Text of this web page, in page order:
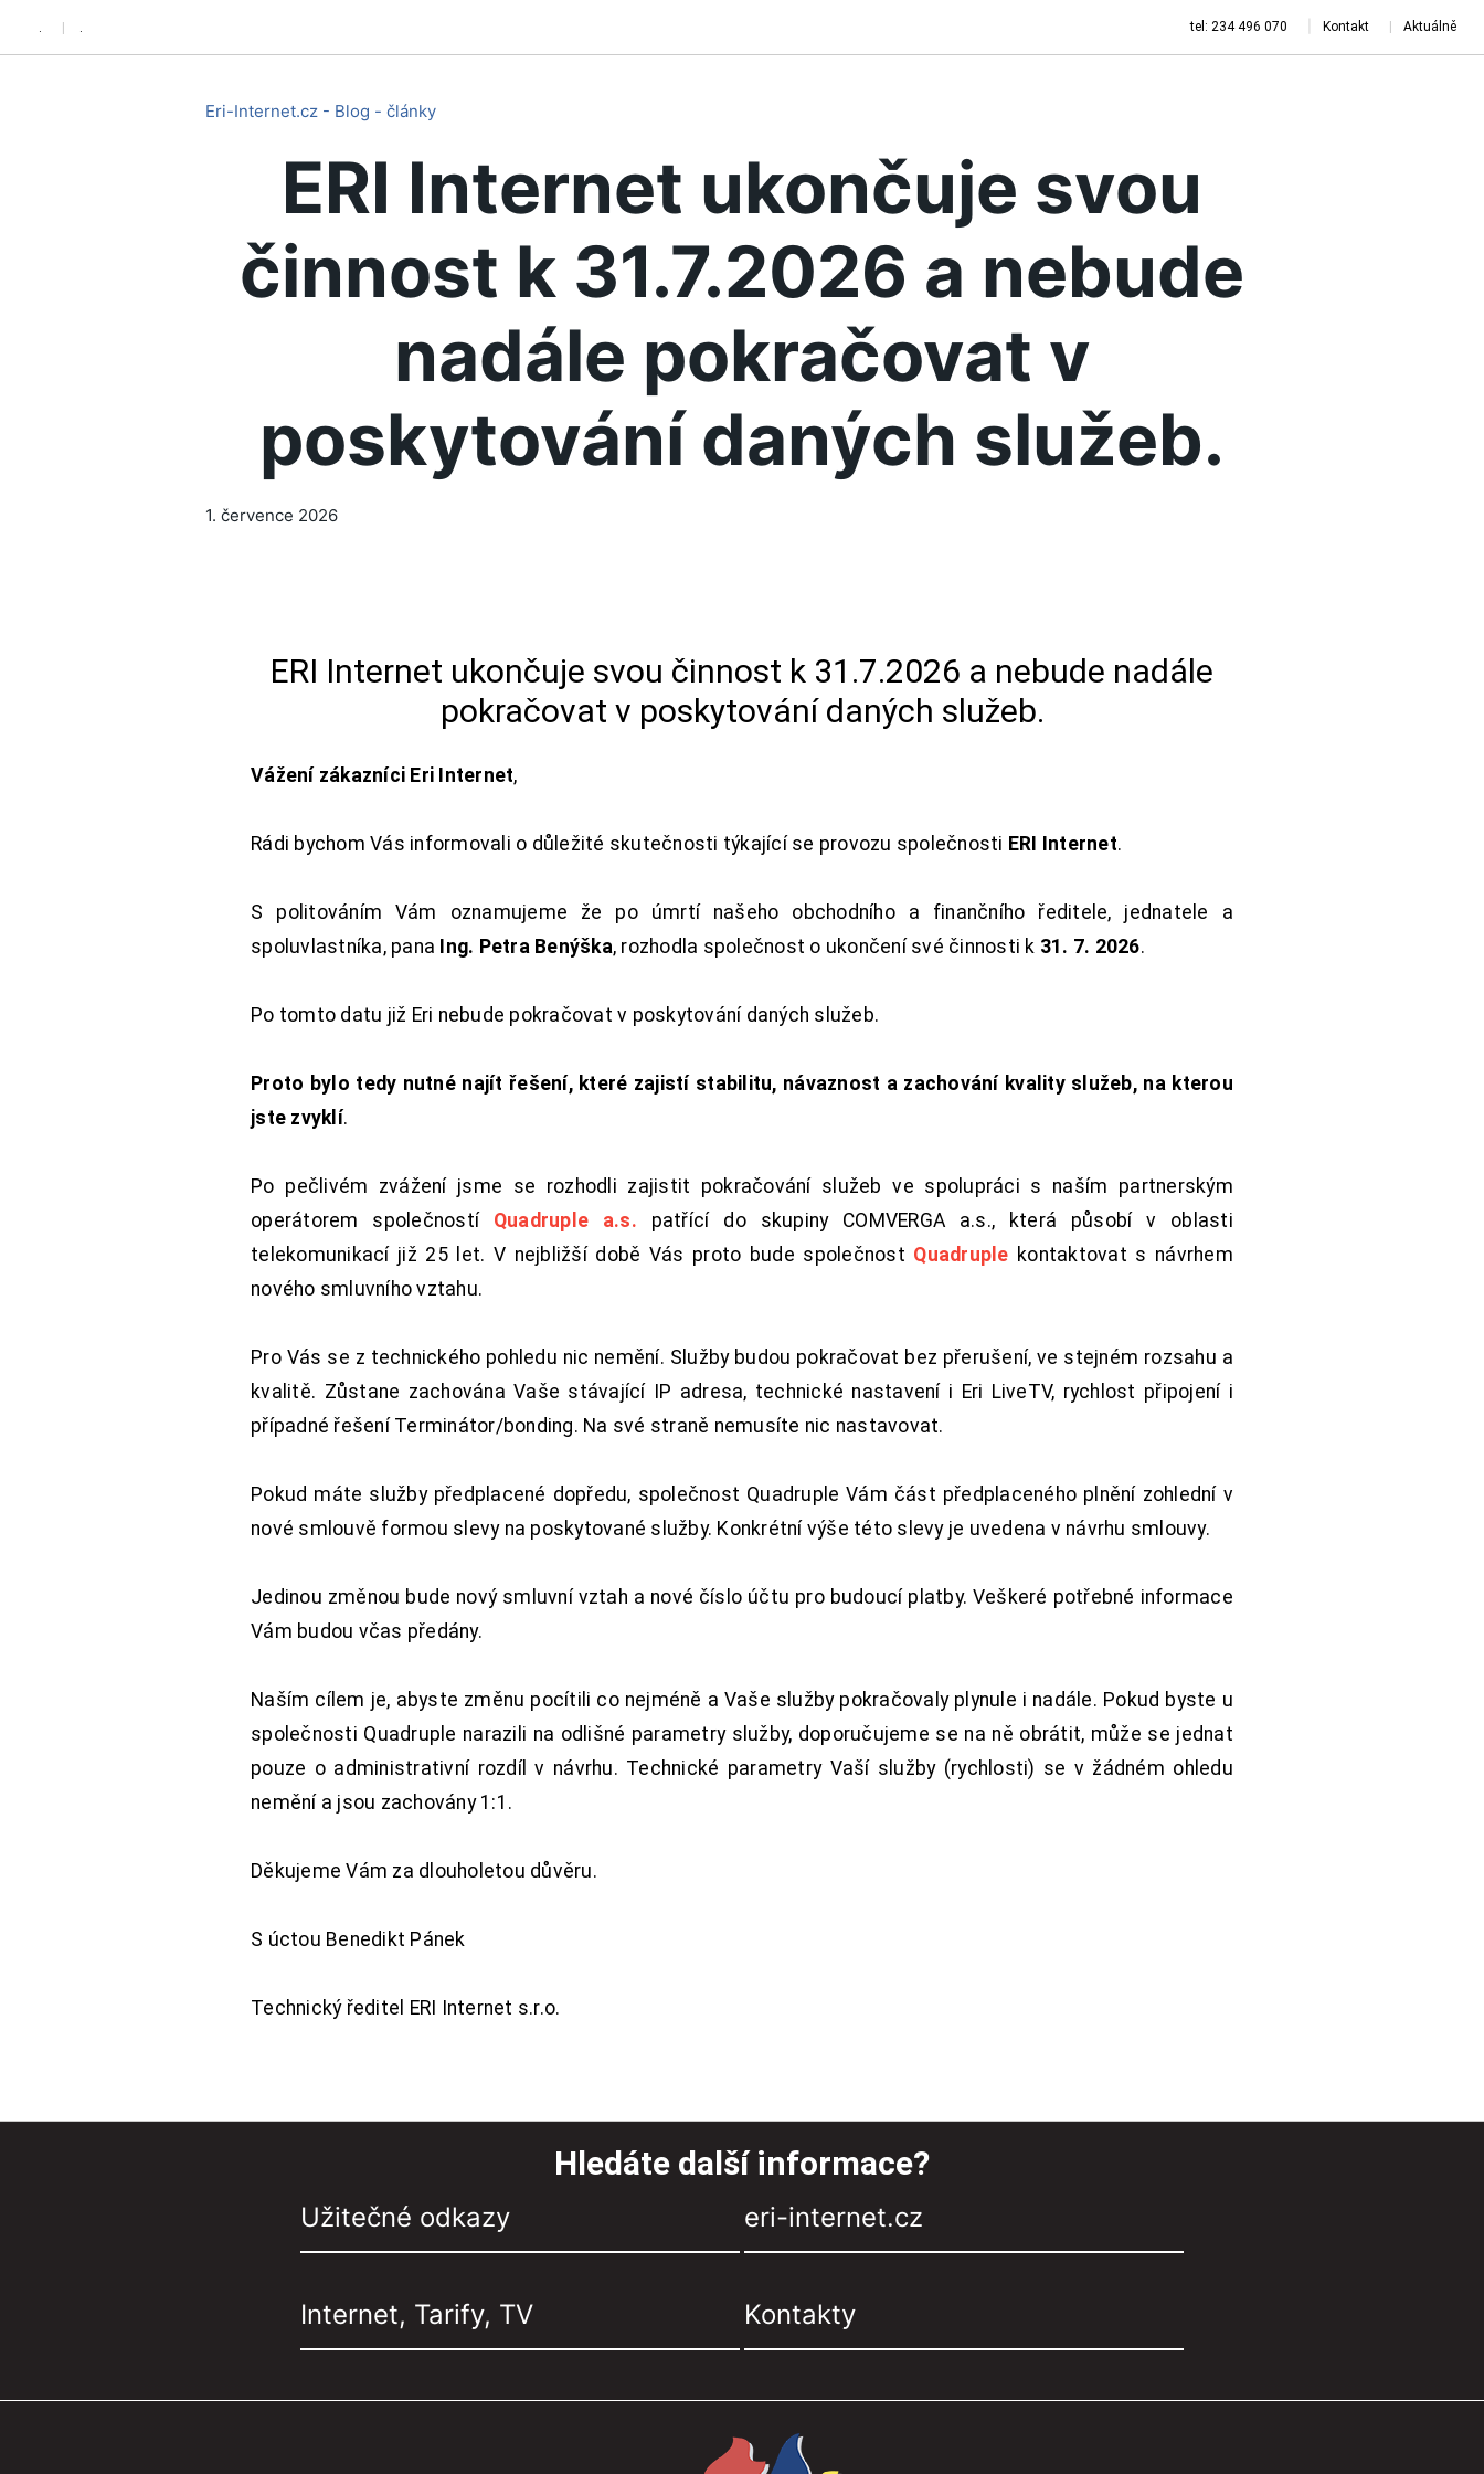
. . tel: 234 496 070 Kontakt Aktuálně
Eri-Internet.cz - Blog - články
ERI Internet ukončuje svou
činnost k 31.7.2026 a nebude
nadále pokračovat v
poskytování daných služeb.
1. července 2026
ERI Internet ukončuje svou činnost k 31.7.2026 a nebude nadále
pokračovat v poskytování daných služeb.
Vážení zákazníci Eri Internet,
Rádi bychom Vás informovali o důležité skutečnosti týkající se provozu společnosti ERI Internet.
S politováním Vám oznamujeme že po úmrtí našeho obchodního a finančního ředitele, jednatele a
spoluvlastníka, pana Ing. Petra Benýška, rozhodla společnost o ukončení své činnosti k 31. 7. 2026.
Po tomto datu již Eri nebude pokračovat v poskytování daných služeb.
Proto bylo tedy nutné najít řešení, které zajistí stabilitu, návaznost a zachování kvality služeb, na kterou
jste zvyklí.
Po pečlivém zvážení jsme se rozhodli zajistit pokračování služeb ve spolupráci s naším partnerským
operátorem společností Quadruple a.s. patřící do skupiny COMVERGA a.s., která působí v oblasti
telekomunikací již 25 let. V nejbližší době Vás proto bude společnost Quadruple kontaktovat s návrhem
nového smluvního vztahu.
Pro Vás se z technického pohledu nic nemění. Služby budou pokračovat bez přerušení, ve stejném rozsahu a
kvalitě. Zůstane zachována Vaše stávající IP adresa, technické nastavení i Eri LiveTV, rychlost připojení i
případné řešení Terminátor/bonding. Na své straně nemusíte nic nastavovat.
Pokud máte služby předplacené dopředu, společnost Quadruple Vám část předplaceného plnění zohlední v
nové smlouvě formou slevy na poskytované služby. Konkrétní výše této slevy je uvedena v návrhu smlouvy.
Jedinou změnou bude nový smluvní vztah a nové číslo účtu pro budoucí platby. Veškeré potřebné informace
Vám budou včas předány.
Naším cílem je, abyste změnu pocítili co nejméně a Vaše služby pokračovaly plynule i nadále. Pokud byste u
společnosti Quadruple narazili na odlišné parametry služby, doporučujeme se na ně obrátit, může se jednat
pouze o administrativní rozdíl v návrhu. Technické parametry Vaší služby (rychlosti) se v žádném ohledu
nemění a jsou zachovány 1:1.
Děkujeme Vám za dlouholetou důvěru.
S úctou Benedikt Pánek
Technický ředitel ERI Internet s.r.o.
Hledáte další informace?
Užitečné odkazy eri-internet.cz
Internet, Tarify, TV Kontakty